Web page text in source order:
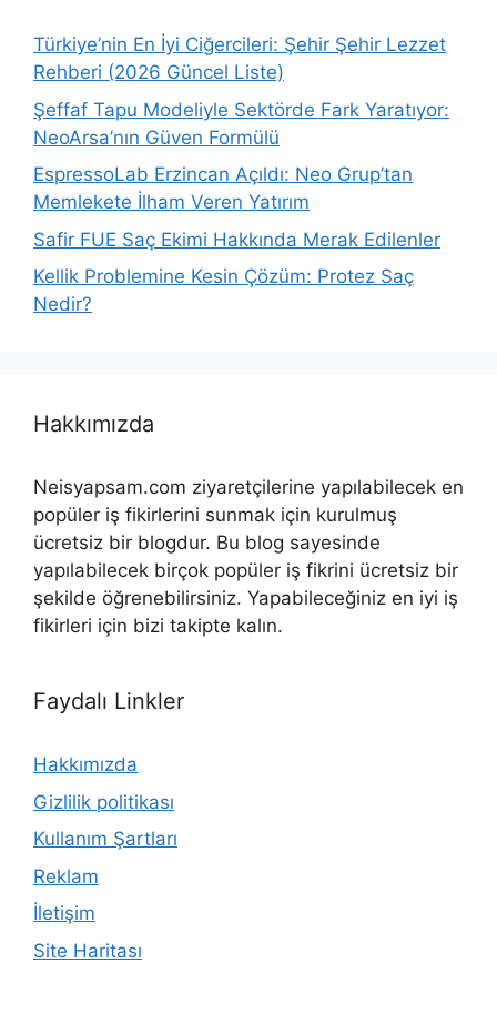
Türkiye’nin En İyi Ciğercileri: Şehir Şehir Lezzet
Rehberi (2026 Güncel Liste)
Şeffaf Tapu Modeliyle Sektörde Fark Yaratıyor:
NeoArsa’nın Güven Formülü
EspressoLab Erzincan Açıldı: Neo Grup’tan
Memlekete İlham Veren Yatırım
Safir FUE Saç Ekimi Hakkında Merak Edilenler
Kellik Problemine Kesin Çözüm: Protez Saç
Nedir?
Hakkımızda
Neisyapsam.com ziyaretçilerine yapılabilecek en
popüler iş fikirlerini sunmak için kurulmuş
ücretsiz bir blogdur. Bu blog sayesinde
yapılabilecek birçok popüler iş fikrini ücretsiz bir
şekilde öğrenebilirsiniz. Yapabileceğiniz en iyi iş
fikirleri için bizi takipte kalın.
Faydalı Linkler
Hakkımızda
Gizlilik politikası
Kullanım Şartları
Reklam
İletişim
Site Haritası